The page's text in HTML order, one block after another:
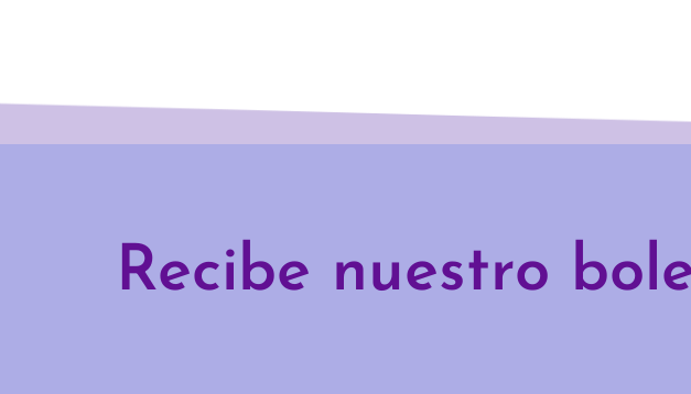
Recibe nuestro